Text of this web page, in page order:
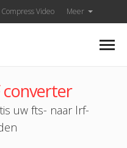
Compress Video Meer
converter
uw fts- naar lrf-